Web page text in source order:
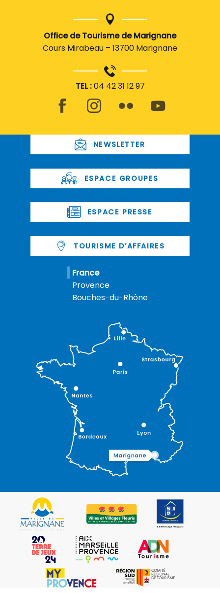
Office de Tourisme de Marignane
Cours Mirabeau – 13700 Marignane
TEL :04 42 31 12 97
NEWSLETTER
ESPACE GROUPES
ESPACE PRESSE
TOURISME D’AFFAIRES
France
Provence
Bouches-du-Rhône